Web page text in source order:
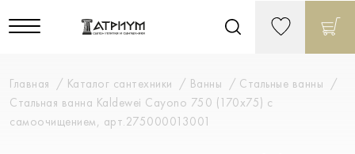
Главная Каталог сантехники Ванны
Стальные ванны
Стальная ванна Kaldewei Cayono 750 (170x75) с
самоочищением, арт.275000013001